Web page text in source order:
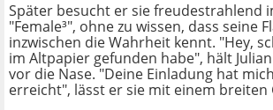
Später besucht er sie freudestrahlend
"Female³", ohne zu wissen, dass seine
inzwischen die Wahrheit kennt. "Hey,
im Altpapier gefunden habe", hält
vor die Nase. "Deine Einladung hat
erreicht", lässt er sie mit einem breiten